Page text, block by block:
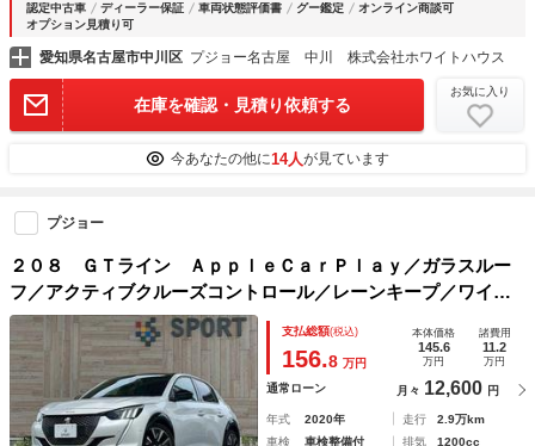
認定中古車 ディーラー保証 車両状態評価書 グー鑑定
オンライン商談可
オプション見積り可
愛知県名古屋市中川区 プジョー名古屋 中川 株式会社ホワイトハウス
在庫を確認・見積り依頼する
お気に入り
今あなたの他に14人が見ています
プジョー
２０８ ＧＴライン ＡｐｐｌｅＣａｒＰｌａｙ／ガラスルー
フ／アクティブクルーズコントロール／レーンキープ／ワイア
レス充電／パドルシフト／ブラインドスポットモニター／ＥＴ
Ｃ／ＵＳＢポート／バックカメラ／プッシュスタート
支払総額(税込)
156.8 万円
本体価格
145.6
万円
諸費用
11.2
万円
通常ローン 月々 12,600 円
年式 2020年 走行
2.9万km
車検
車検整備付 排気
1200cc